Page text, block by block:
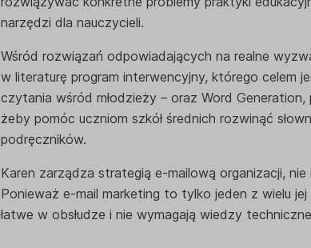
narzędzi dla nauczycieli.
Wśród rozwiązań odpowiadających na realne
w literaturę program interwencyjny, którego celem
czytania wśród młodzieży – oraz Word
żeby pomóc uczniom szkół średnich rozwinąć
podręczników.
Karen zarządza strategią e-mailową organizacji,
Ponieważ e-mail marketing to tylko jeden z wielu
łatwe w obsłudze i nie wymagają wiedzy